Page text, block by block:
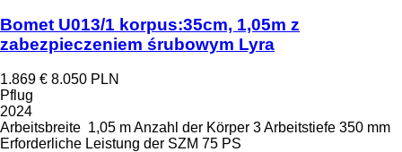
Bomet U013/1 korpus:35cm, 1,05m z
zabezpieczeniem śrubowym Lyra
1.869 € 8.050 PLN
Pflug
2024
Arbeitsbreite 1,05 mAnzahl der Körper 3Arbeitstiefe 350 mm
Erforderliche Leistung der SZM 75 PS